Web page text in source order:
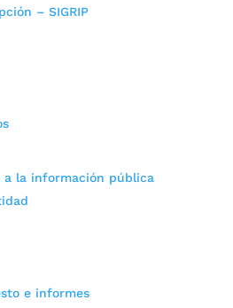
– SIGRIP
a la información pública
e informes
los presos paguen con
del alcalde Cárdenas
alcalde de Bucaramanga
que se estudie la viabilidad